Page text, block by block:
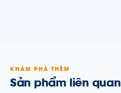
KHÁM PHÁ THÊM
Sản phẩm liên quan